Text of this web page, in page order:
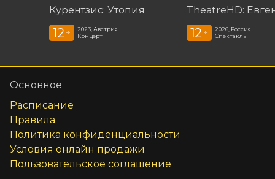
Курентзис: Утопия
12 +
2023, Австрия
Концерт
12 +
2026, Россия
Спектакль
Основное
Расписание
Правила
Политика конфиденциальности
Условия онлайн продажи
Пользовательское соглашение